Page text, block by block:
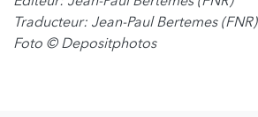
Traducteur: Jean-Paul Bertemes (FNR)
Foto © Depositphotos